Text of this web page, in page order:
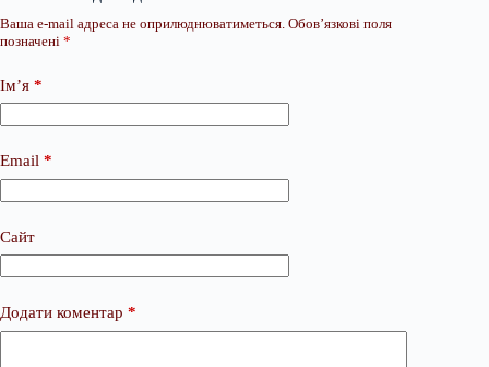
Ваша e-mail адреса не оприлюднюватиметься. Обов’язкові поля
позначені *
Ім’я *
Email *
Сайт
Додати коментар *